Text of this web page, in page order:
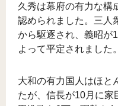
久秀は幕府の有力な構
認められました。三人
から駆逐され、義昭が
よって平定されました。
大和の有力国人はほと
たが、信長が10月に家